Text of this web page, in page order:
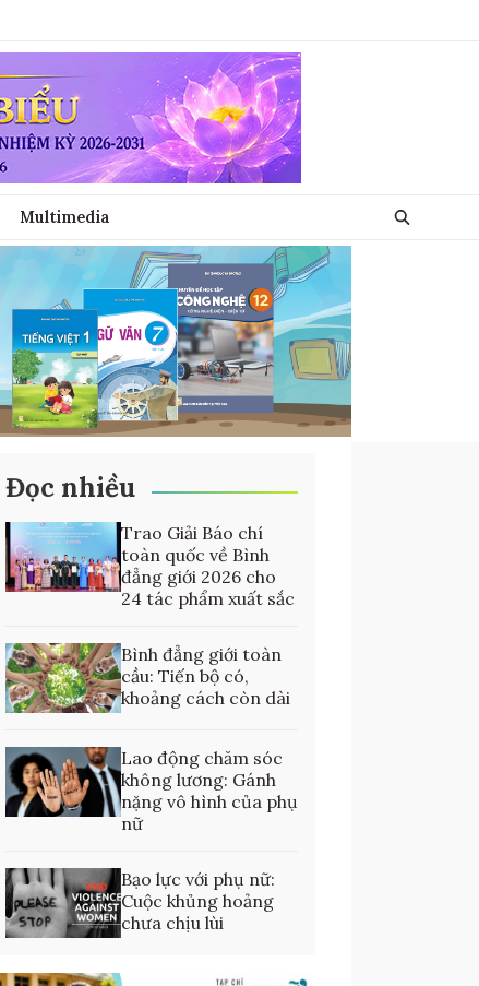
Multimedia
Đọc nhiều
Trao Giải Báo chí
toàn quốc về Bình
đẳng giới 2026 cho
24 tác phẩm xuất sắc
Bình đẳng giới toàn
cầu: Tiến bộ có,
khoảng cách còn dài
Lao động chăm sóc
không lương: Gánh
nặng vô hình của phụ
nữ
Bạo lực với phụ nữ:
Cuộc khủng hoảng
chưa chịu lùi